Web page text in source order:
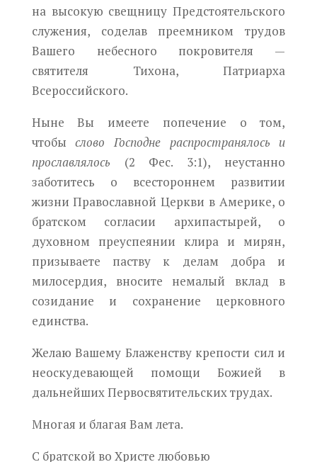
на высокую свещницу Предстоятельского
служения, соделав преемником трудов
Вашего небесного покровителя —
святителя Тихона, Патриарха
Всероссийского.
Ныне Вы имеете попечение о том,
чтобыслово Господне распространялось и
прославлялось (2 Фес. 3:1), неустанно
заботитесь о всестороннем развитии
жизни Православной Церкви в Америке, о
братском согласии архипастырей, о
духовном преуспеянии клира и мирян,
призываете паству к делам добра и
милосердия, вносите немалый вклад в
созидание и сохранение церковного
единства.
Желаю Вашему Блаженству крепости сил и
неоскудевающей помощи Божией в
дальнейших Первосвятительских трудах.
Многая и благая Вам лета.
С братской во Христе любовью